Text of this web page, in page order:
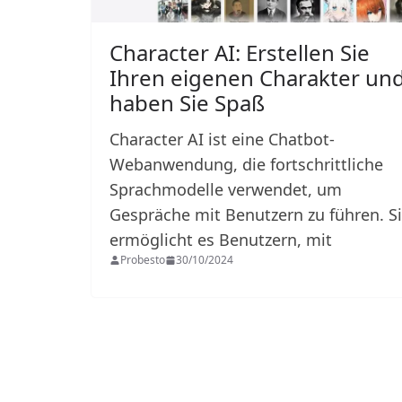
Character AI: Erstellen Sie
Ihren eigenen Charakter
haben Sie Spaß
Character AI ist eine Chatbot-
Webanwendung, die fortschrittliche
Sprachmodelle verwendet, um
Gespräche mit Benutzern zu führen.
ermöglicht es Benutzern, mit
Probesto 30/10/2024